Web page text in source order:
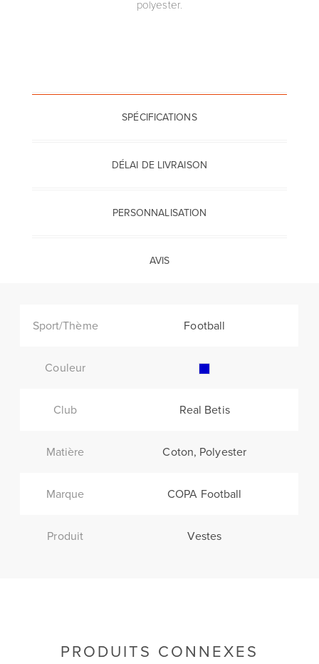
polyester.
SPÉCIFICATIONS
DÉLAI DE LIVRAISON
PERSONNALISATION
AVIS
Sport/Thème Football
Couleur
Club Real Betis
Matière Coton, Polyester
Marque COPA Football
Produit Vestes
PRODUITS CONNEXES